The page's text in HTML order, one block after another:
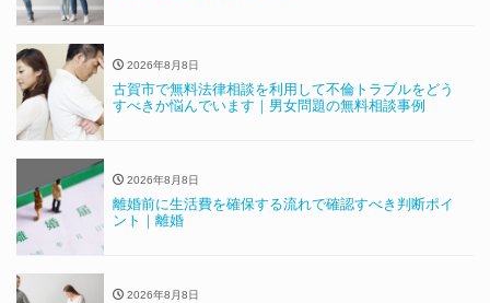
2026年8月8日
古賀市で無料法律相談を利用して不倫トラブルをどう
すべきか悩んでいます｜男女問題の無料相談事例
2026年8月8日
離婚前に生活費を確保する流れで確認すべき判断ポイ
ント｜離婚
2026年8月8日